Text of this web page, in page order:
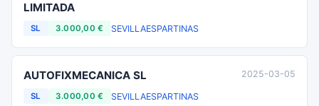
LIMITADA
SL 3.000,00 € SEVILLAESPARTINAS
AUTOFIXMECANICA SL
SL 3.000,00 € SEVILLAESPARTINAS
2025-03-05